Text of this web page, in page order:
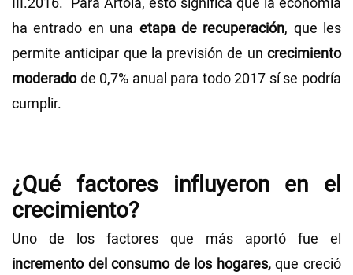
ha entrado en una etapa de recuperación, que les
permite anticipar que la previsión de un crecimiento
moderadode 0,7% anual para todo 2017 sí se podría
cumplir.
¿Qué factores influyeron en el
crecimiento?
Uno de los factores que más aportó fue el
incremento del consumo de los hogares,que creció